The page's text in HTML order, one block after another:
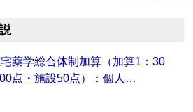
宅薬学総合体制加算（加算1：30
点・施設50点）：個人…